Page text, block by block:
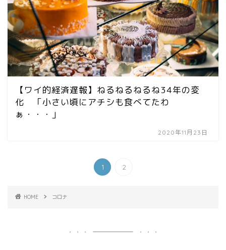
【ワイ的経済遅報】ねるねるねるね34年の変
化 「小さい頃にアチシも食べてたわ
ぁ・・・」
2020年11月23日
1 2
HOME コロナ